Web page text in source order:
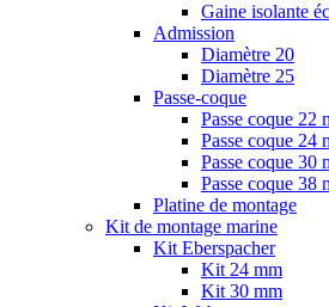
Gaine isolante
Admission
Diamètre 20
Diamètre 25
Passe-coque
Passe coque 22
Passe coque 24
Passe coque 30
Passe coque 38
Platine de montage
Kit de montage marine
Kit Eberspacher
Kit 24 mm
Kit 30 mm